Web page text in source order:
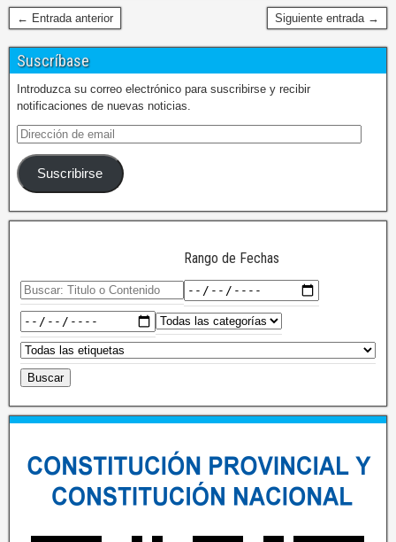
← Entrada anterior Siguiente entrada →
Suscríbase
Introduzca su correo electrónico para suscribirse y recibir
notificaciones de nuevas noticias.
Suscribirse
Rango de Fechas